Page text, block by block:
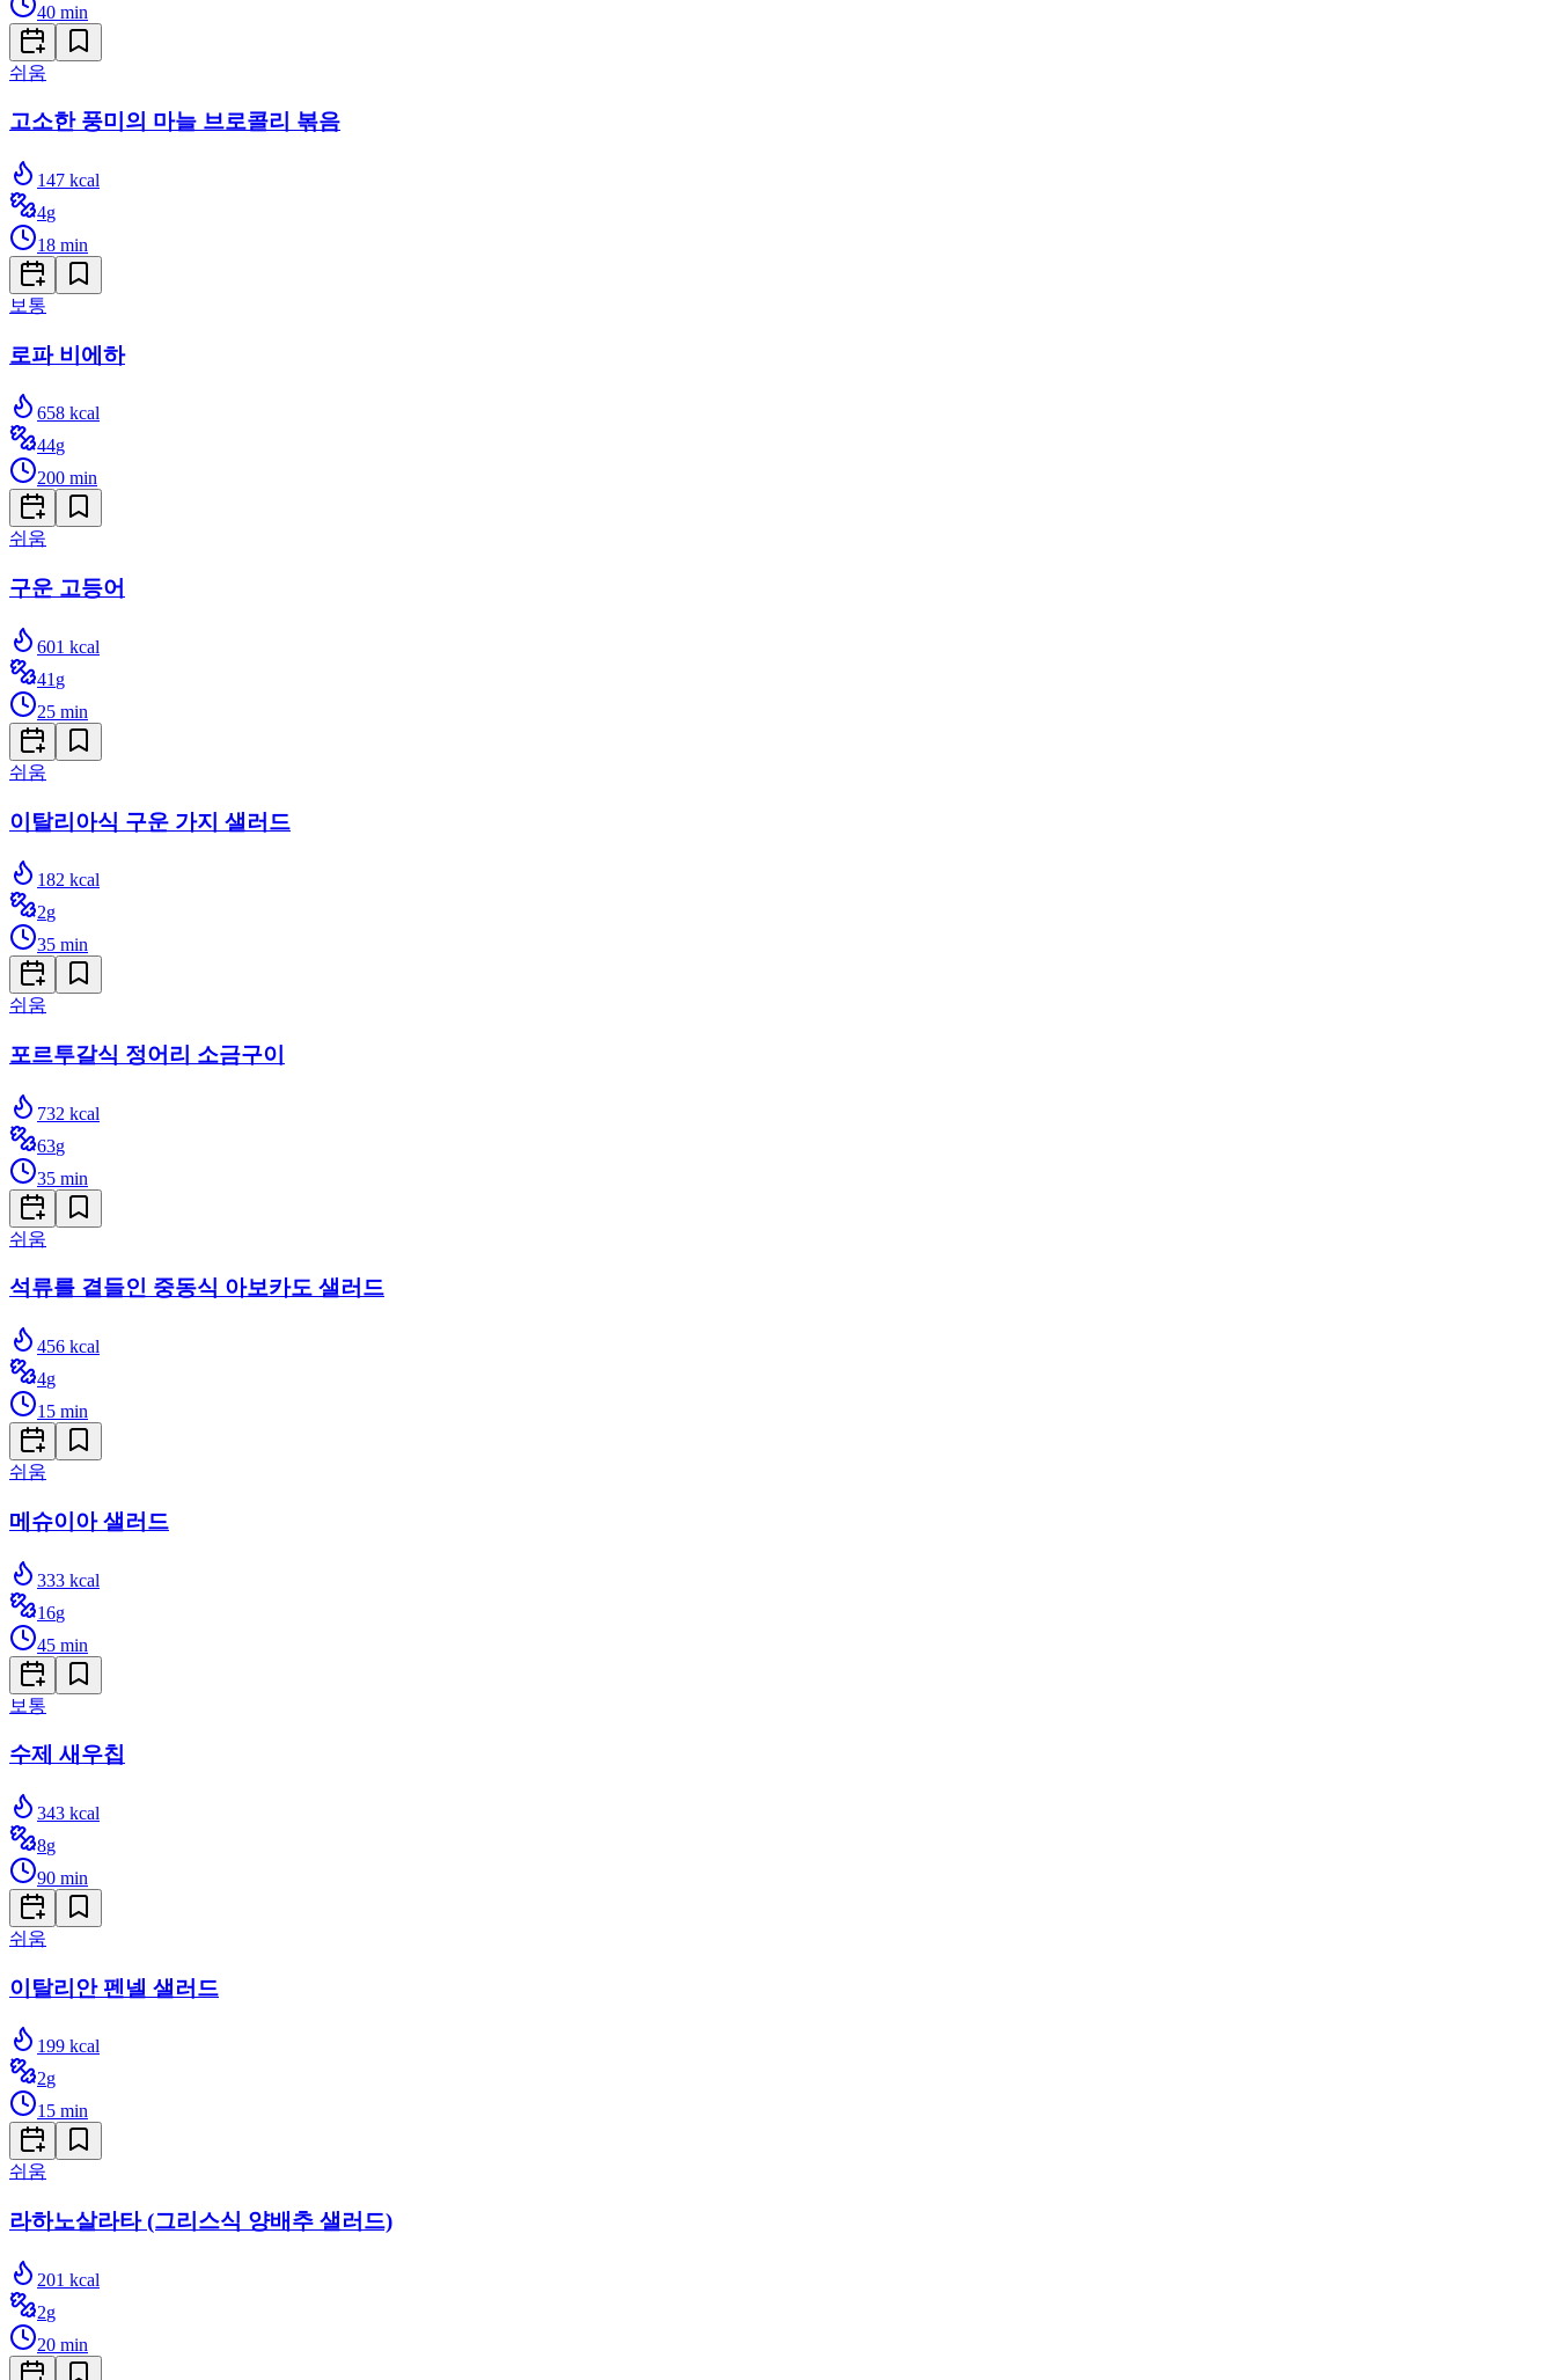
40 min
쉬움
고소한 풍미의 마늘 브로콜리 볶음
147 kcal
4g
18 min
보통
로파 비에하
658 kcal
44g
200 min
쉬움
구운 고등어
601 kcal
41 g
25 min
쉬움
이탈리아식 구운 가지 샐러드
182 kcal
2g
35 min
쉬움
포르투갈식 정어리 소금구이
732 kcal
63g
35 min
쉬움
석류를 곁들인 중동식 아보카도 샐러드
456 kcal
4g
15 min
쉬움
메슈이아 샐러드
333 kcal
16g
45 min
보통
수제 새우칩
343 kcal
8g
90 min
쉬움
이탈리안 펜넬 샐러드
199 kcal
2g
15 min
쉬움
라하노살라타 (그리스식 양배추 샐러드)
201 kcal
2g
20 min